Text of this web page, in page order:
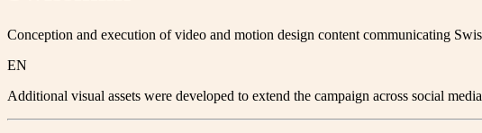
Conception and execution of video and motion design content communicating
EN
Additional visual assets were developed to extend the campaign across social